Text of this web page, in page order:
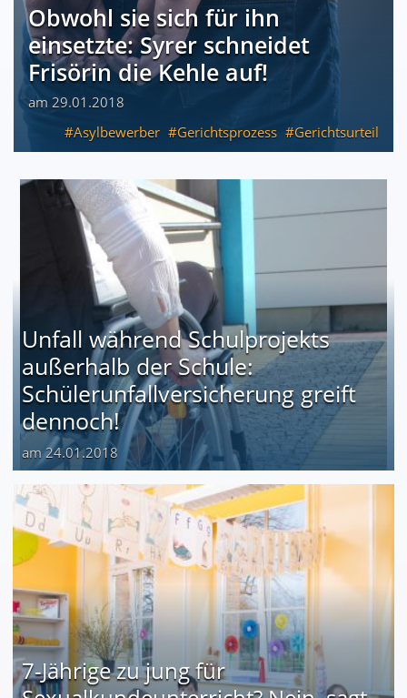
Obwohl sie sich für ihn
einsetzte: Syrer schneidet
Frisörin die Kehle auf!
am 29.01.2018
Asylbewerber
Gerichtsprozess Gerichtsurteil
Unfall während Schulprojekts
außerhalb der Schule:
Schülerunfallversicherung greift
dennoch!
am 24.01.2018
7-Jährige zu jung für